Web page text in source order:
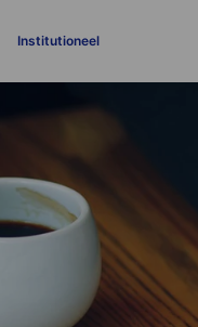
Institutioneel